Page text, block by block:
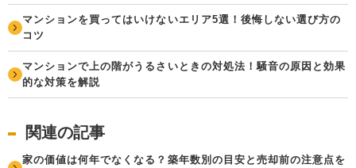
マンションを買ってはいけないエリア5選！後悔しない選び方の
コツ
マンションで上の階がうるさいときの対処法！騒音の原因と効果
的な対策を解説
関連の記事
家の価値は何年でなくなる？築年数別の目安と売却前の注意点を